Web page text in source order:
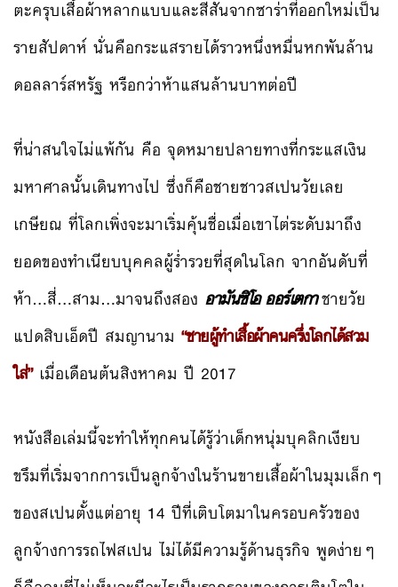
ตะครุบเสื้อผ้าหลากแบบและสีสันจากซาร่าที่ออกใหม่เป็น
รายสัปดาห์ นั่นคือกระแสรายได้ราวหนึ่งหมื่นหกพันล้าน
ดอลลาร์สหรัฐ หรือกว่าห้าแสนล้านบาทต่อปี
ที่น่าสนใจไม่แพ้กัน คือ จุดหมายปลายทางที่กระแสเงิน
มหาศาลนั้นเดินทางไป ซึ่งก็คือชายชาวสเปนวัยเลย
เกษียณ ที่โลกเพิ่งจะมาเริ่มคุ้นชื่อเมื่อเขาไต่ระดับมาถึง
ยอดของทำเนียบบุคคลผู้ร่ำรวยที่สุดในโลก จากอันดับที่
ห้า…สี่…สาม…มาจนถึงสอง อามันซิโอ ออร์เตกาชายวัย
แปดสิบเอ็ดปี สมญานาม “ชายผู้ทำเสื้อผ้าคนครึ่งโลกได้สวม
ใส่”เมื่อเดือนต้นสิงหาคม ปี 2017
หนังสือเล่มนี้จะทำให้ทุกคนได้รู้ว่าเด็กหนุ่มบุคลิกเงียบ
ขรึมที่เริ่มจากการเป็นลูกจ้างในร้านขายเสื้อผ้าในมุมเล็กๆ
ของสเปนตั้งแต่อายุ 14 ปีที่เติบโตมาในครอบครัวของ
ลูกจ้างการรถไฟสเปน ไม่ได้มีความรู้ด้านธุรกิจ พูดง่ายๆ